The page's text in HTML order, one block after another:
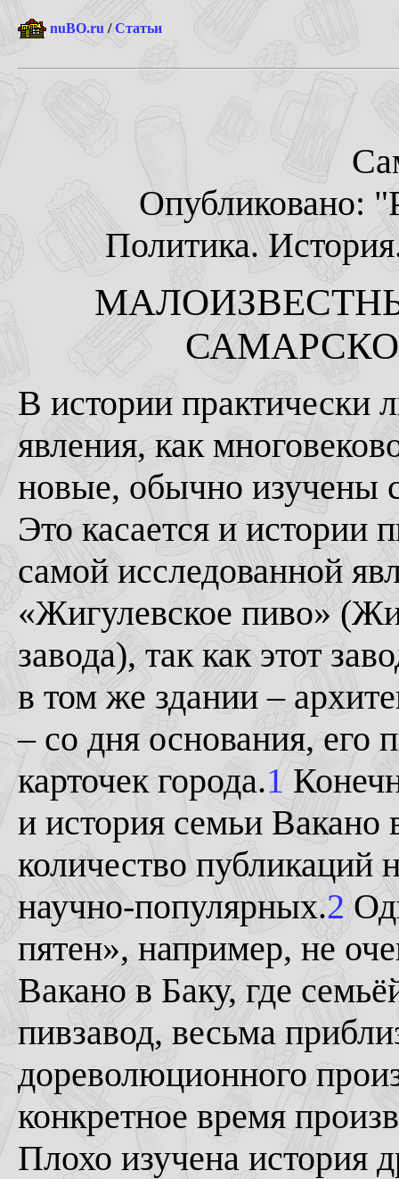
nuBO.ru /Статьи
Опубликовано:
Политика.
В истории практически
явления, как
новые, обычно изучены
Это касается и истории
самой исследованной
«Жигулевское пиво»
завода), так как этот
в том же здании –
– со дня основания, его
карточек города.1
и история семьи
количество публикаций
научно-популярных.2
пятен», например, не
Вакано в Баку, где
пивзавод, весьма
дореволюционного
конкретное время
Плохо изучена история